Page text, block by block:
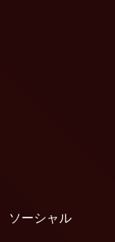
ソーシャル